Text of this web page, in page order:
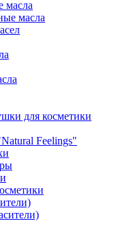
масла
масла
для косметики
Feelings"